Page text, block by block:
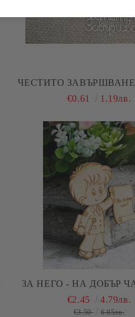
ЧЕСТИТО ЗАВЪРШВАНЕ
€0.61
1.19лв.
ЗА НЕГО - НА ДОБЪР
€2.45 4.79лв.
€3.50 6.85лв.